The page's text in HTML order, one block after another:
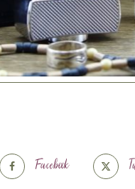
Facebook